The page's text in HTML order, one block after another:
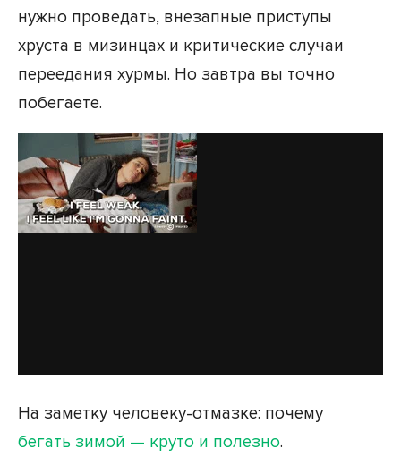
нужно проведать, внезапные приступы
хруста в мизинцах и критические случаи
переедания хурмы. Но завтра вы точно
побегаете.
На заметку человеку-отмазке: почему
бегать зимой — круто и полезно.